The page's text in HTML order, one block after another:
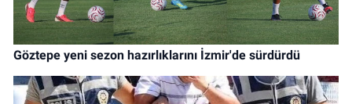
Göztepe yeni sezon hazırlıklarını İzmir'de sürdürdü